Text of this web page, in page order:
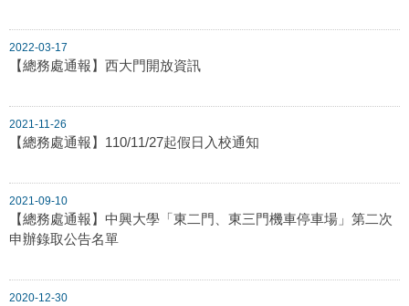
2022-03-17
【總務處通報】西大門開放資訊
2021-11-26
【總務處通報】110/11/27起假日入校通知
2021-09-10
【總務處通報】中興大學「東二門、東三門機車停車場」第二次
申辦錄取公告名單
2020-12-30